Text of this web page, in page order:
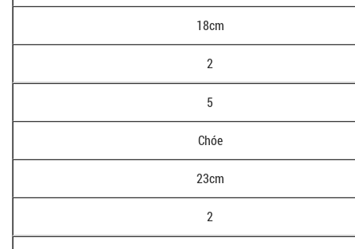
18cm
2
5
Chóe
23cm
2